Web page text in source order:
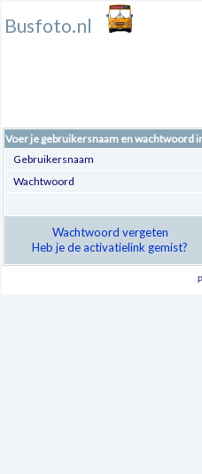
Busfoto.nl
Voer je gebruikersnaam en wachtwoord
Gebruikersnaam
Wachtwoord
Wachtwoord vergeten
Heb je de activatielink gemist?